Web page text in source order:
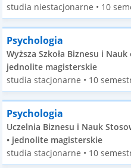
studia niestacjonarne • 10
Psychologia
Wyższa Szkoła Biznesu i
jednolite magisterskie
studia stacjonarne • 10
Psychologia
Uczelnia Biznesu i Nauk
• jednolite magisterskie
studia stacjonarne • 10